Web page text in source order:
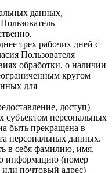
данных,
трех рабочих дней с
Пользователя
обработки, о наличии
кругом
для
доступ)
субъектом персональных
быть прекращена в
персональных данных.
в себя фамилию, имя,
информацию (номер
или почтовый адрес)